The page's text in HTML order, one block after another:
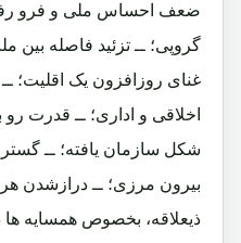
ضعف احساس ملی و فرو
گروپی؛ ــ تزئید فاصله بین
غنای روزافزون یک اقلیت؛
اخلاقی و اداری؛ ــ قدرت رو
شکل سازمان یافته؛ ــ
بیرون مرزی؛ ــ درازشدن
ذیعلاقه، بخصوص همسایه ها